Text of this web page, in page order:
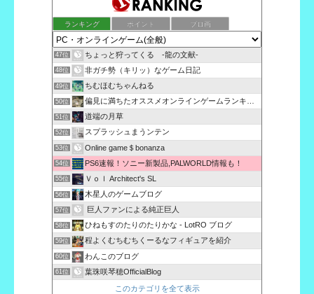
ランキング ポイント ブロ画
47位 ちょっと狩ってくる -龍の文献-
48位 非ガチ勢（キリッ）なゲーム日記
49位 ちむほむちゃんねる
50位 偏見に満ちたオススメオンラインゲームランキング評価！
51位 道端の月草
52位 スプラッシュまうンテン
53位 Online game＄bonanza
54位 PS6速報！ソニー新製品,PALWORLD情報も！
55位 Ｖｏｌ Architect's SL
56位 木星人のゲームブログ
57位 巨人ファンによる純正巨人
58位 ひねもすのたりのたりかな - LotRO ブログ
59位 程よくむちむちくーるなフィギュアを紹介
60位 わんこのブログ
61位 葉珠咲琴穂OfficialBlog
このカテゴリを全て表示